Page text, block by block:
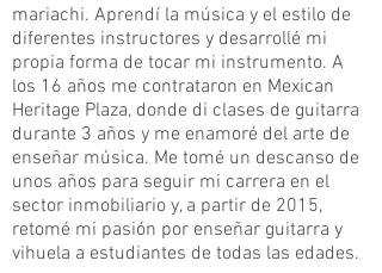
mariachi. Aprendí la música y el estilo de
diferentes instructores y desarrollé mi
propia forma de tocar mi instrumento. A
los 16 años me contrataron en Mexican
Heritage Plaza, donde di clases de guitarra
durante 3 años y me enamoré del arte de
enseñar música. Me tomé un descanso de
unos años para seguir mi carrera en el
sector inmobiliario y, a partir de 2015,
retomé mi pasión por enseñar guitarra y
vihuela a estudiantes de todas las edades.